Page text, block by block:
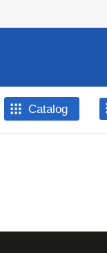
Catalog